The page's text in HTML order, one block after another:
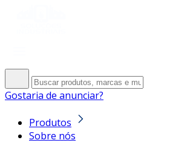
Gostaria de anunciar?
Produtos
Sobre nós